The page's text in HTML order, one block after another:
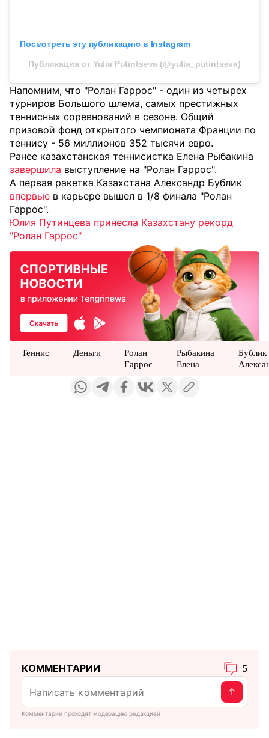
Посмотреть эту публикацию в Instagram
Публикация от Yulia Putintseva (@yulia_putintseva)
Напомним, что "Ролан Гаррос" - один из четырех
турниров Большого шлема, самых престижных
теннисных соревнований в сезоне. Общий
призовой фонд открытого чемпионата Франции по
теннису - 56 миллионов 352 тысячи евро.
Ранее казахстанская теннисистка Елена Рыбакина
завершила выступление на "Ролан Гаррос".
А первая ракетка Казахстана Александр Бублик
впервые в карьере вышел в 1/8 финала "Ролан
Гаррос".
Юлия Путинцева принесла Казахстану рекорд
"Ролан Гаррос"
Теннис Деньги
Ролан
Гаррос
Рыбакина
Елена
Бублик
КОММЕНТАРИИ 5
Комментарии проходят модерацию редакцией